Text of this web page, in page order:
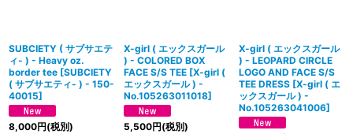
SUBCIETY ( サブサエテ
ィ- ) - Heavy oz.
border tee [SUBCIETY
( サブサエティ- ) - 150-
40015]
8,000円(税別)
X-girl ( エックスガール
) - COLORED BOX
FACE S/S TEE [X-girl (
エックスガール ) -
No.105263011018]
5,500円(税別)
X-girl ( エックスガール
) - LEOPARD CIRCLE
LOGO AND FACE S/S
TEE DRESS [X-girl ( エ
ックスガール ) -
No.105263041006]